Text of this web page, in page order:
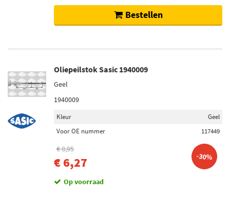
Bestellen
Oliepeilstok Sasic 1940009
Geel
1940009
Kleur
Geel
Voor OE nummer
117449
€ 8,95
€ 6,27 -30%
Op voorraad